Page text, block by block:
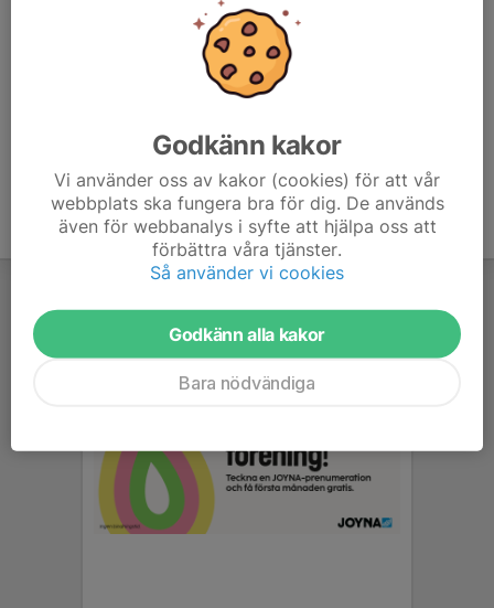
Godkänn kakor
Vi använder oss av kakor (cookies) för att vår
webbplats ska fungera bra för dig. De används
även för webbanalys i syfte att hjälpa oss att
förbättra våra tjänster.
Så använder vi cookies
Godkänn alla kakor
Bara nödvändiga